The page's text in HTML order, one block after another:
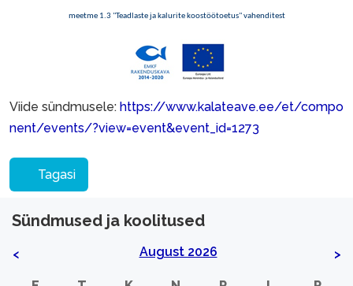
meetme 1.3 "Teadlaste ja kalurite koostöötoetus" vahenditest
Viide sündmusele: https://www.kalateave.ee/et/compo
nent/events/?view=event&event_id=1273
Tagasi
Sündmused ja koolitused
< August 2026 >